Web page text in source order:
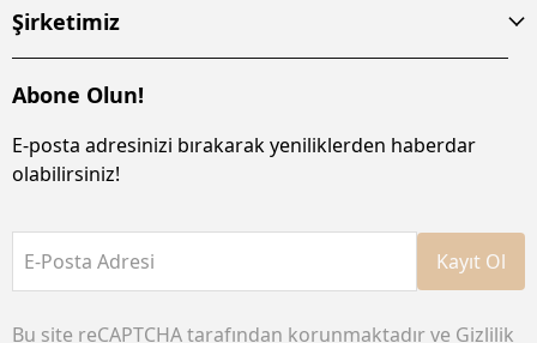
Şirketimiz
Abone Olun!
E-posta adresinizi bırakarak yeniliklerden haberdar
olabilirsiniz!
E-Posta Adresi Kayıt Ol
Bu site reCAPTCHA tarafından korunmaktadır ve Gizlilik